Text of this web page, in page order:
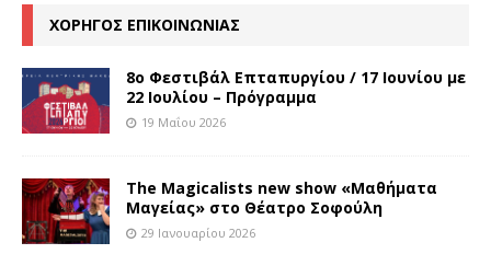
ΧΟΡΗΓΟΣ ΕΠΙΚΟΙΝΩΝΙΑΣ
8o Φεστιβάλ Επταπυργίου / 17 Ιουνίου με
22 Ιουλίου – Πρόγραμμα
19 Μαΐου 2026
The Magicalists new show «Μαθήματα
Μαγείας» στο Θέατρο Σοφούλη
29 Ιανουαρίου 2026